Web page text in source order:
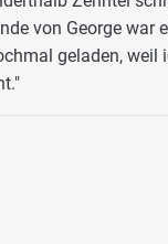
von George war
geladen,